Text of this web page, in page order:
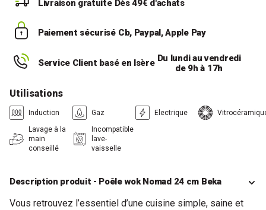
Livraison gratuite Dès 49€ d'achats
Paiement sécurisé Cb, Paypal, Apple Pay
Service Client basé en Isère Du lundi au vendredi
de 9h à 17h
Utilisations
Induction Gaz Electrique
Lavage à la
main
conseillé
Incompatible
lave-
vaisselle
Description produit - Poêle wok Nomad 24 cm Beka
Vous retrouvez l’essentiel d’une cuisine simple, saine et